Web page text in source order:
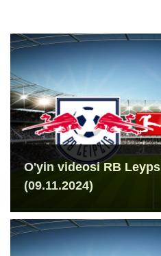
O'yin videosi RB
(09.11.2024)